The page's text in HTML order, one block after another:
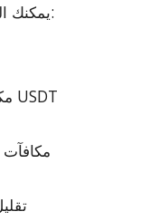
عند استخدام mexc-xr، يمكنك الحصول على:
💰 مكافأة ترحيبية تصل إلى 10,000 USDT
🎁
📉